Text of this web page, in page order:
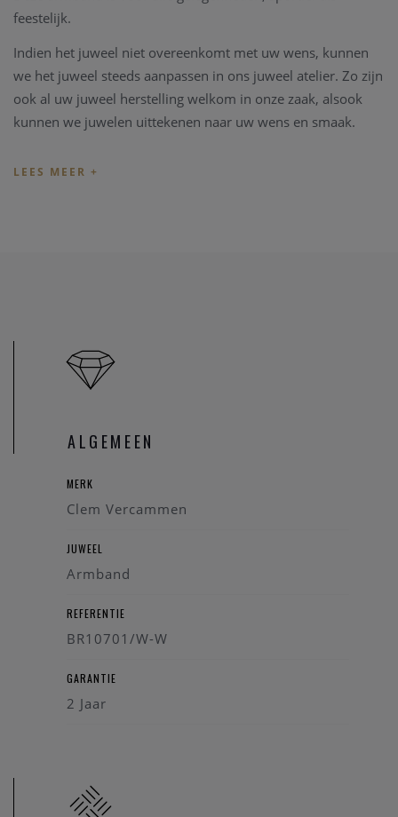
feestelijk.
Indien het juweel niet overeenkomt met uw wens, kunnen
we het juweel steeds aanpassen in ons juweel atelier. Zo zijn
ook al uw juweel herstelling welkom in onze zaak, alsook
kunnen we juwelen uittekenen naar uw wens en smaak.
ALGEMEEN
MERK
Clem Vercammen
JUWEEL
Armband
REFERENTIE
BR10701/W-W
GARANTIE
2 Jaar